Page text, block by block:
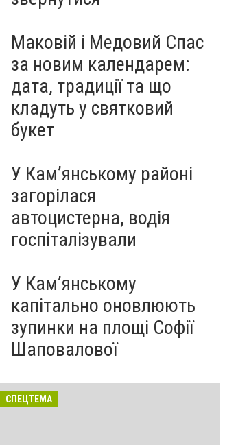
Маковій і Медовий Спас
за новим календарем:
дата, традиції та що
кладуть у святковий
букет
У Кам’янському районі
загорілася
автоцистерна, водія
госпіталізували
У Кам’янському
капітально оновлюють
зупинки на площі Софії
Шаповалової
СПЕЦТЕМА